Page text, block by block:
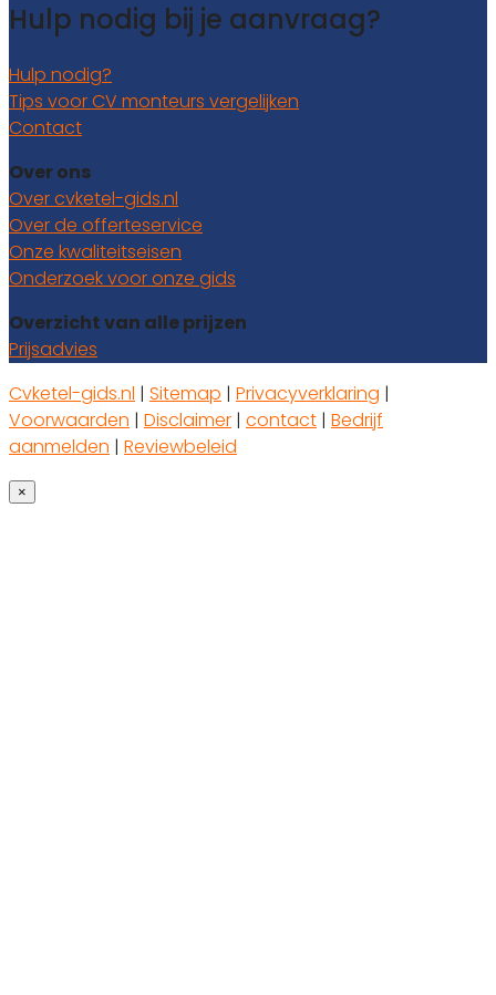
Hulp nodig bij je aanvraag?
Hulp nodig?
Tips voor CV monteurs vergelijken
Contact
Over ons
Over cvketel-gids.nl
Over de offerteservice
Onze kwaliteitseisen
Onderzoek voor onze gids
Overzicht van alle prijzen
Prijsadvies
Cvketel-gids.nl | Sitemap | Privacyverklaring |
Voorwaarden | Disclaimer | contact | Bedrijf
aanmelden | Reviewbeleid
×